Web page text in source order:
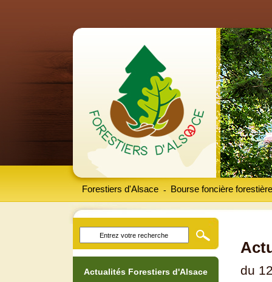
Forestiers d'Alsace Bourse foncière forestière
-
du
Actualités Forestiers d'Alsace